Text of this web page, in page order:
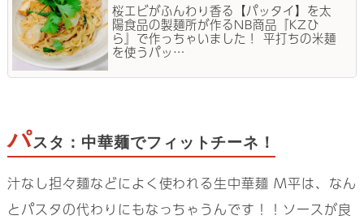
桜エビがふんわり香る【パッタイ】を太
陽食品の製麺所が作るNB商品『KZひ
ら』で作っちゃいました！ 平打ちの米麺
を使うパッ…
パスタ：中華麺でフィットチーネ！
汁なし担々麺などによく使われる生中華麺 M平は、なん
とパスタの代わりにもなっちゃうんです！！ソースが良